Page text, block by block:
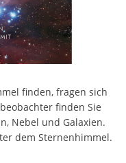
finden, fragen sich
finden Sie
Nebel und Galaxien.
dem Sternenhimmel.